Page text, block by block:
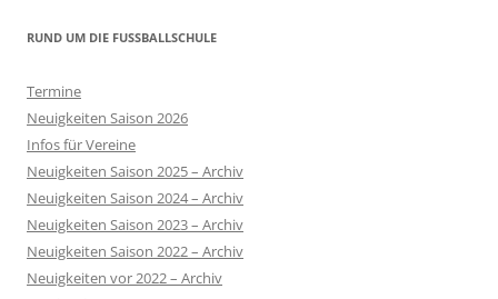
RUND UM DIE FUSSBALLSCHULE
Termine
Neuigkeiten Saison 2026
Infos für Vereine
Neuigkeiten Saison 2025 – Archiv
Neuigkeiten Saison 2024 – Archiv
Neuigkeiten Saison 2023 – Archiv
Neuigkeiten Saison 2022 – Archiv
Neuigkeiten vor 2022 – Archiv